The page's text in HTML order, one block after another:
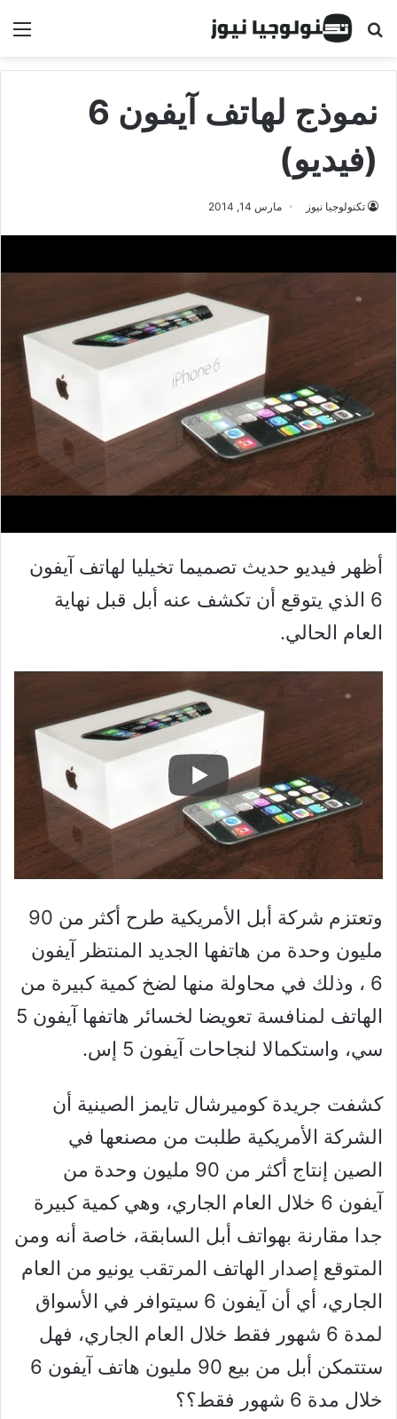
البحث عن
نموذج لهاتف آيفون 6
(فيديو)
تكنولوجيا نيوز مارس 14, 2014
أظهر فيديو حديث تصميما تخيليا لهاتف آيفون
6 الذي يتوقع أن تكشف عنه أبل قبل نهاية
العام الحالي.
وتعتزم شركة أبل الأمريكية طرح أكثر من 90
مليون وحدة من هاتفها الجديد المنتظر آيفون
6 ، وذلك في محاولة منها لضخ كمية كبيرة من
الهاتف لمنافسة تعويضا لخسائر هاتفها آيفون 5
سي، واستكمالا لنجاحات آيفون 5 إس.
كشفت جريدة كوميرشال تايمز الصينية أن
الشركة الأمريكية طلبت من مصنعها في
الصين إنتاج أكثر من 90 مليون وحدة من
آيفون 6 خلال العام الجاري، وهي كمية كبيرة
جدا مقارنة بهواتف أبل السابقة، خاصة أنه ومن
المتوقع إصدار الهاتف المرتقب يونيو من العام
الجاري، أي أن آيفون 6 سيتوافر في الأسواق
لمدة 6 شهور فقط خلال العام الجاري، فهل
ستتمكن أبل من بيع 90 مليون هاتف آيفون 6
خلال مدة 6 شهور فقط؟؟